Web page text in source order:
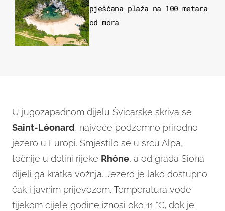
pješčana plaža na 100 metara
od mora
U jugozapadnom dijelu Švicarske skriva se
Saint-Léonard, najveće podzemno prirodno
jezero u Europi. Smjestilo se u srcu Alpa,
točnije u dolini rijeke Rhône, a od grada Siona
dijeli ga kratka vožnja. Jezero je lako dostupno
čak i javnim prijevozom. Temperatura vode
tijekom cijele godine iznosi oko 11 °C, dok je